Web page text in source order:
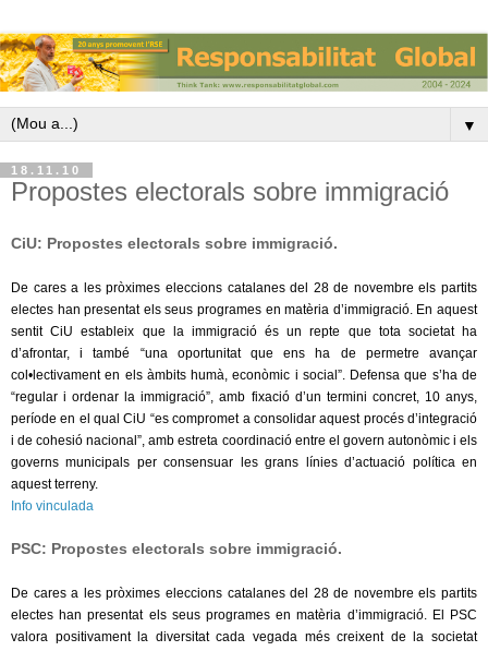
▼
18.11.10
Propostes electorals sobre immigració
CiU: Propostes electorals sobre immigració.
De cares a les pròximes eleccions catalanes del 28 de novembre els partits
electes han presentat els seus programes en matèria d’immigració. En aquest
sentit CiU estableix que la immigració és un repte que tota societat ha
d’afrontar, i també “una oportunitat que ens ha de permetre avançar
col•lectivament en els àmbits humà, econòmic i social”. Defensa que s’ha de
“regular i ordenar la immigració”, amb fixació d’un termini concret, 10 anys,
període en el qual CiU “es compromet a consolidar aquest procés d’integració
i de cohesió nacional”, amb estreta coordinació entre el govern autonòmic i els
governs municipals per consensuar les grans línies d’actuació política en
aquest terreny.
Info vinculada
PSC: Propostes electorals sobre immigració.
De cares a les pròximes eleccions catalanes del 28 de novembre els partits
electes han presentat els seus programes en matèria d’immigració. El
PSC
valora positivament la diversitat cada vegada més creixent de la societat